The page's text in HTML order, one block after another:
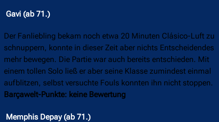
Gavi (ab 71.)
Der Fanliebling bekam noch etwa 20 Minuten Clásico-Luft zu
schnuppern, konnte in dieser Zeit aber nichts Entscheidendes
mehr bewegen. Die Partie war auch bereits entschieden. Mit
einem tollen Solo ließ er aber seine Klasse zumindest einmal
aufblitzen, selbst versuchte Fouls konnten ihn nicht stoppen.
Barçawelt-Punkte: keine Bewertung
Memphis Depay (ab 71.)